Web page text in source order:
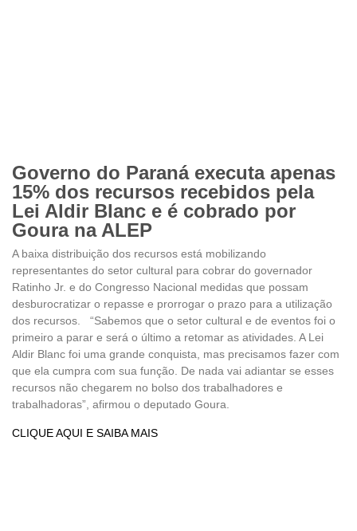
Governo do Paraná executa apenas
15% dos recursos recebidos pela
Lei Aldir Blanc e é cobrado por
Goura na ALEP
A baixa distribuição dos recursos está mobilizando
representantes do setor cultural para cobrar do governador
Ratinho Jr. e do Congresso Nacional medidas que possam
desburocratizar o repasse e prorrogar o prazo para a utilização
dos recursos. “Sabemos que o setor cultural e de eventos foi o
primeiro a parar e será o último a retomar as atividades. A Lei
Aldir Blanc foi uma grande conquista, mas precisamos fazer com
que ela cumpra com sua função. De nada vai adiantar se esses
recursos não chegarem no bolso dos trabalhadores e
trabalhadoras”, afirmou o deputado Goura.
CLIQUE AQUI E SAIBA MAIS